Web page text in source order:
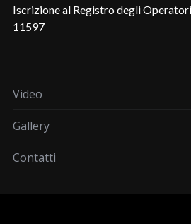
Iscrizione al Registro degli
11597
Video
Gallery
Contatti